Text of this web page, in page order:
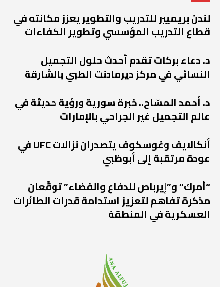
لندن بريميير للتدريب والتطوير يعزز مكانته في
قطاع التدريب المؤسسي وتطوير الكفاءات
د. دعاء بركات تقدم أحدث حلول التجميل
النسائي في مركز ديرمادنت الطبي بالشارقة
د. أحمد المسّاح.. خبرة سورية ورؤية حديثة في
عالم التجميل غير الجراحي بالإمارات
أنكالايف وغوسكوف يتصدران نزالات UFC في
عودة مرتقبة إلى أبوظبي
“أمرك” و”إيرباص للدفاع والفضاء” توقّعان
مذكرة تفاهم لتعزيز استدامة قدرات الطائرات
العسكرية في المنطقة